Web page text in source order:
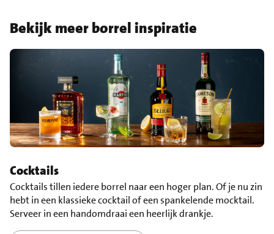
Bekijk meer borrel inspiratie
Cocktails
Cocktails tillen iedere borrel naar een hoger plan. Of je nu zin
hebt in een klassieke cocktail of een spankelende mocktail.
Serveer in een handomdraai een heerlijk drankje.